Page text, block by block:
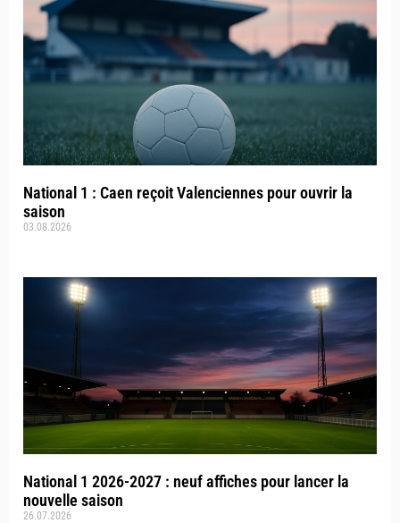
National 1 : Caen reçoit Valenciennes pour ouvrir la
saison
03.08.2026
National 1 2026-2027 : neuf affiches pour lancer la
nouvelle saison
26.07.2026